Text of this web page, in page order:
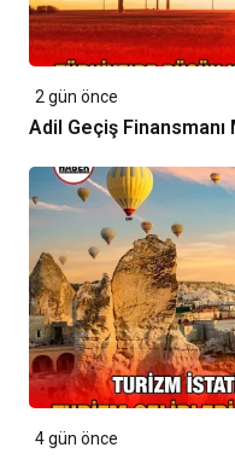
2 gün önce
Adil Geçiş
4 gün önce